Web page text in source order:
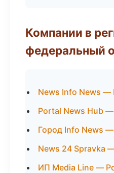
Компании в
федеральный
News Info News —
Portal News Hub
Город Info News
News 24 Spravka
ИП Media Line —